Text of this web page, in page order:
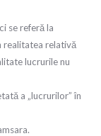
se referă la
realitatea relativă
lucrurile nu
a „lucrurilor” în